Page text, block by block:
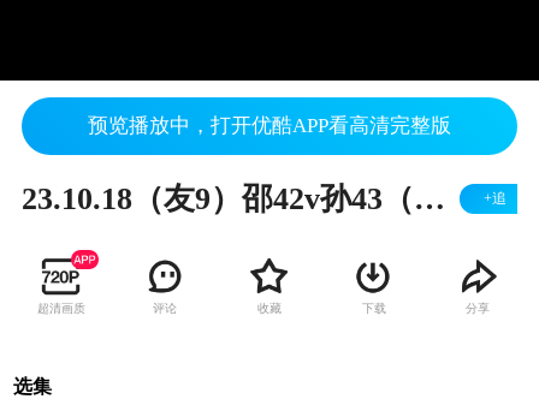
预览播放中，打开优酷APP看高清完整版
23.10.18（友9）邵42v孙43（右胜） +追
超清画质 评论 收藏 下载 分享
选集